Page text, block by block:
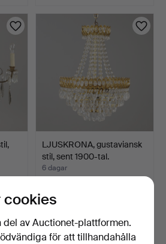
LJUSKRONA, gustaviansk
stil, sent 1900-tal.
6 dagar
43 USD
cookies
del av Auctionet-plattformen.
för att tillhandahålla